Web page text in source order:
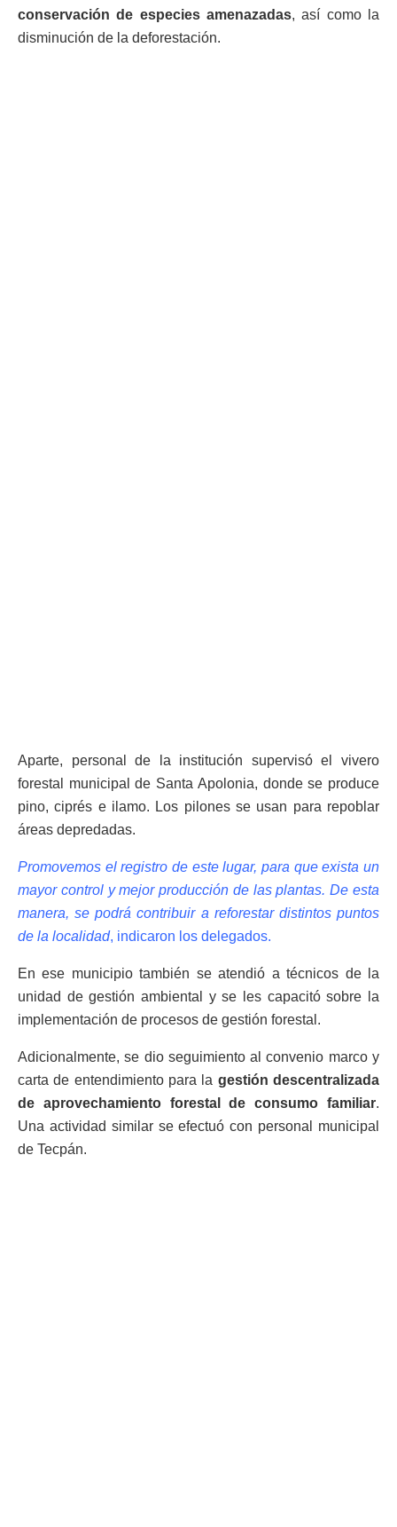
conservación de especies amenazadas, así como la
disminución de la deforestación.
Aparte, personal de la institución supervisó el vivero
forestal municipal de Santa Apolonia, donde se produce
pino, ciprés e ilamo. Los pilones se usan para repoblar
áreas depredadas.
Promovemos el registro de este lugar, para que exista un
mayor control y mejor producción de las plantas. De esta
manera, se podrá contribuir a reforestar distintos puntos
de la localidad, indicaron los delegados.
En ese municipio también se atendió a técnicos de la
unidad de gestión ambiental y se les capacitó sobre la
implementación de procesos de gestión forestal.
Adicionalmente, se dio seguimiento al convenio marco y
carta de entendimiento para la gestión descentralizada
de aprovechamiento forestal de consumo familiar.
Una actividad similar se efectuó con personal municipal
de Tecpán.